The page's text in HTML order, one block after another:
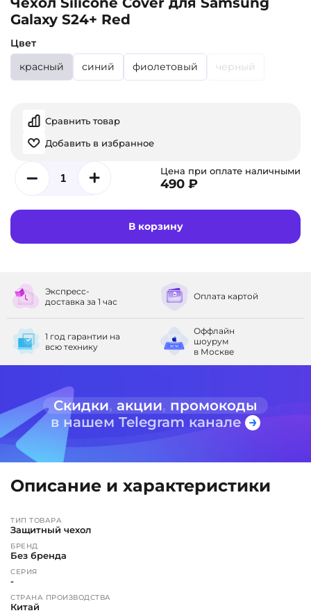
Galaxy S24+ Red
Цвет
красный
синий фиолетовый черный
Сравнить товар
Добавить в избранное
Цена при оплате наличными
490 ₽
В корзину
Экспресс-
доставка за 1 час Оплата картой
1 год гарантии на
всю технику
Оффлайн
шоурум
в Москве
Скидки, акции, промокоды
в нашем Telegram канале
Описание и характеристики
ТИП ТОВАРА
Защитный чехол
БРЕНД
Без бренда
СЕРИЯ
-
СТРАНА ПРОИЗВОДСТВА
Китай